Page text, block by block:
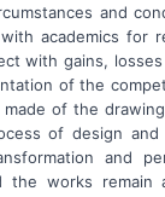
and
academics
with gains,
of the
of the
of design
and
the works